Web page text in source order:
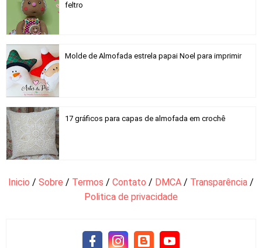
feltro
Molde de Almofada estrela papai Noel para imprimir
17 gráficos para capas de almofada em crochê
Inicio / Sobre / Termos / Contato / DMCA / Transparência /
Politica de privacidade